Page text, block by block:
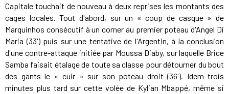
Capitale touchait de nouveau à deux reprises les montants des
cages locales. Tout d'abord, sur un « coup de casque » de
Marquinhos consécutif à un corner au premier poteau d'Angel Di
Maria (33') puis sur une tentative de l'Argentin, à la conclusion
d'une contre-attaque initiée par Moussa Diaby, sur laquelle Brice
Samba faisait étalage de toute sa classe pour détourner du bout
des gants le « cuir » sur son poteau droit (36'). Idem trois
minutes plus tard sur cette volée de Kylian Mbappé, même si